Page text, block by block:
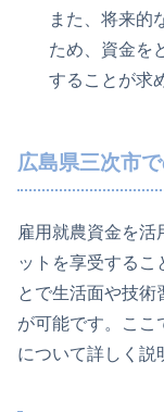
また、将来的
ため、資金を
することが求
広島県三次市
雇用就農資金を活
ットを享受するこ
とで生活面や技術
が可能です。ここ
について詳しく説